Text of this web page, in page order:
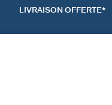
LIVRAISON OFFERTE*